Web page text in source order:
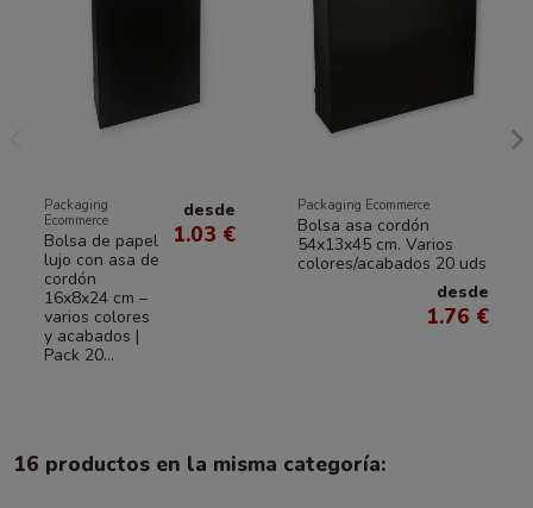
Packaging
Ecommerce
Bolsa de papel
lujo con asa de
cordón
16x8x24 cm –
varios colores
y acabados |
Pack 20...
desde
1.03 €
Packaging Ecommerce
Bolsa asa cordón
54x13x45 cm. Varios
colores/acabados 20 uds
desde
1.76 €
16 productos en la misma categoría: